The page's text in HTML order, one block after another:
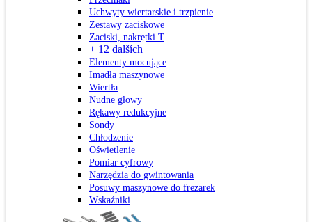
Uchwyty wiertarskie i trzpienie
Zestawy zaciskowe
Zaciski, nakrętki T
+ 12 dalších
Elementy mocujące
Imadła maszynowe
Wiertła
Nudne głowy
Rękawy redukcyjne
Sondy
Chłodzenie
Oświetlenie
Pomiar cyfrowy
Narzędzia do gwintowania
Posuwy maszynowe do frezarek
Wskaźniki